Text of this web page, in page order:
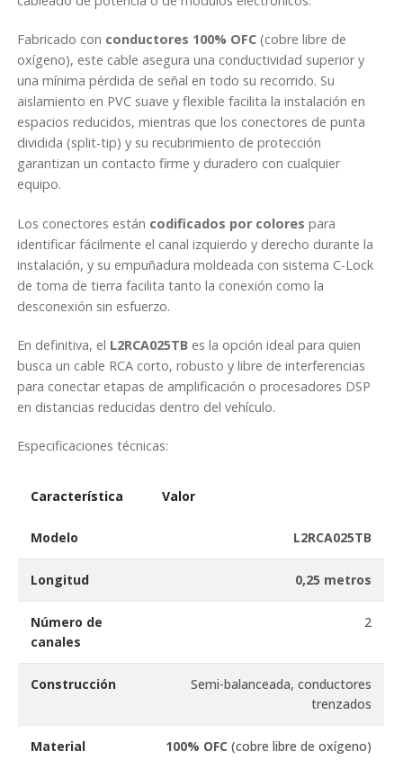
Fabricado con conductores 100% OFC (cobre libre de
oxígeno), este cable asegura una conductividad superior y
una mínima pérdida de señal en todo su recorrido. Su
aislamiento en PVC suave y flexible facilita la instalación en
espacios reducidos, mientras que los conectores de punta
dividida (split-tip) y su recubrimiento de protección
garantizan un contacto firme y duradero con cualquier
equipo.
Los conectores están codificados por colores para
identificar fácilmente el canal izquierdo y derecho durante la
instalación, y su empuñadura moldeada con sistema C-Lock
de toma de tierra facilita tanto la conexión como la
desconexión sin esfuerzo.
En definitiva, el L2RCA025TB es la opción ideal para quien
busca un cable RCA corto, robusto y libre de interferencias
para conectar etapas de amplificación o procesadores DSP
en distancias reducidas dentro del vehículo.
Especificaciones técnicas:
Característica Valor
Modelo L2RCA025TB
Longitud 0,25 metros
Número de
canales
2
Construcción
Semi-balanceada, conductores
trenzados
Material
100% OFC (cobre libre de oxígeno)